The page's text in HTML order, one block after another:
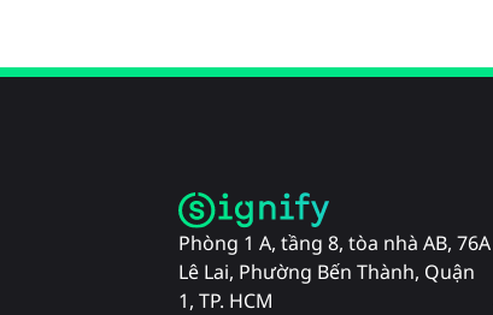
Phòng 1 A, tầng 8, tòa nhà AB, 76A
Lê Lai, Phường Bến Thành, Quận
1, TP. HCM